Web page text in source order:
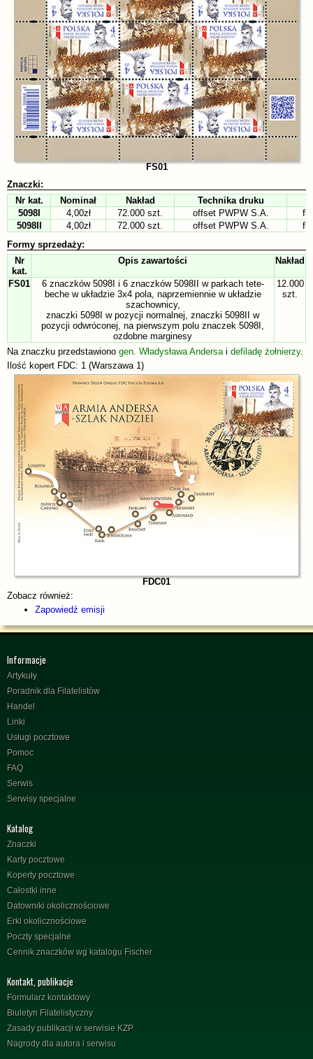
FS01
Znaczki:
Nr kat.
Nominał Nakład
Technika druku
5098I
4,00zł 72.000 szt. offset PWPW S.A.
5098II
4,00zł 72.000 szt. offset PWPW S.A.
Formy sprzedaży:
Nr
kat.
Opis zawartości Nakład
FS01
6 znaczków 5098I i 6 znaczków 5098II w parkach tete-
beche w układzie 3x4 pola, naprzemiennie w układzie
szachownicy,
znaczki 5098I w pozycji normalnej, znaczki 5098II w
pozycji odwróconej, na pierwszym polu znaczek 5098I,
ozdobne marginesy
12.000
szt.
Na znaczku przedstawiono gen. Władysława Andersai defiladę żołnierzy.
Ilość kopert FDC: 1 (Warszawa 1)
FDC01
Zobacz również:
Zapowiedź emisji
Informacje
Artykuły
Poradnik dla Filatelistów
Handel
Linki
Usługi pocztowe
Pomoc
FAQ
Serwis
Serwisy specjalne
Katalog
Znaczki
Karty pocztowe
Koperty pocztowe
Całostki inne
Datowniki okolicznościowe
Erki okolicznościowe
Poczty specjalne
Cennik znaczków wg katalogu Fischer
Kontakt, publikacje
Formularz kontaktowy
Biuletyn Filatelistyczny
Zasady publikacji w serwisie KZP
Nagrody dla autora i serwisu